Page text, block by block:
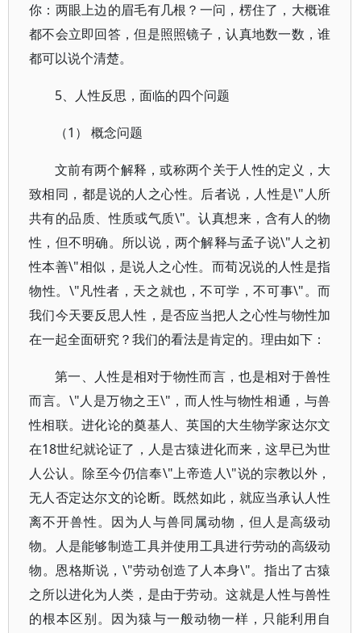
你：两眼上边的眉毛有几根？一问，楞住了，大概谁
都不会立即回答，但是照照镜子，认真地数一数，谁
都可以说个清楚。
5、人性反思，面临的四个问题
（1） 概念问题
文前有两个解释，或称两个关于人性的定义，大
致相同，都是说的人之心性。后者说，人性是\"人所
共有的品质、性质或气质\"。认真想来，含有人的物
性，但不明确。所以说，两个解释与孟子说\"人之初
性本善\"相似，是说人之心性。而荀况说的人性是指
物性。\"凡性者，天之就也，不可学，不可事\"。而
我们今天要反思人性，是否应当把人之心性与物性加
在一起全面研究？我们的看法是肯定的。理由如下：
第一、人性是相对于物性而言，也是相对于兽性
而言。\"人是万物之王\"，而人性与物性相通，与兽
性相联。进化论的奠基人、英国的大生物学家达尔文
在18世纪就论证了，人是古猿进化而来，这早已为世
人公认。除至今仍信奉\"上帝造人\"说的宗教以外，
无人否定达尔文的论断。既然如此，就应当承认人性
离不开兽性。因为人与兽同属动物，但人是高级动
物。人是能够制造工具并使用工具进行劳动的高级动
物。恩格斯说，\"劳动创造了人本身\"。指出了古猿
之所以进化为人类，是由于劳动。这就是人性与兽性
的根本区别。因为猿与一般动物一样，只能利用自